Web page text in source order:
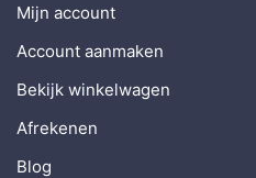
Mijn account
Account aanmaken
Bekijk winkelwagen
Afrekenen
Blog